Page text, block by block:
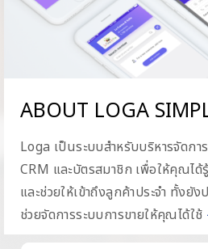
ABOUT LOGA
Loga เป็นระบบสำหรับบริหารจัดก
CRM และบัตรสมาชิก เพื่อให้คุณไ
และช่วยให้เข้าถึงลูกค้าประจำ ทั้ง
ช่วยจัดการระบบการขายให้คุณได้ใช้